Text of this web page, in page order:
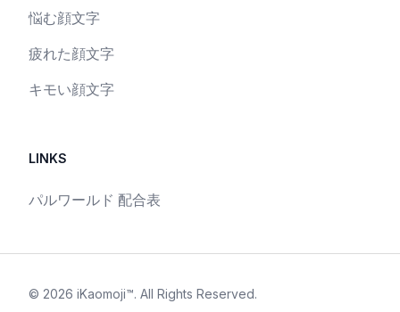
悩む顔文字
疲れた顔文字
キモい顔文字
LINKS
パルワールド 配合表
© 2026 iKaomoji™. All Rights Reserved.